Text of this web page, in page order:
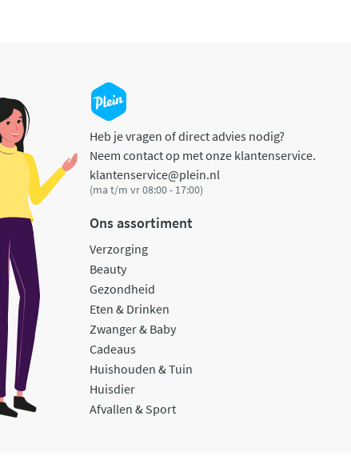
Heb je vragen of direct advies nodig?
Neem contact op met onze klantenservice.
klantenservice@plein.nl
(ma t/m vr 08:00 - 17:00)
Ons assortiment
Verzorging
Beauty
Gezondheid
Eten & Drinken
Zwanger & Baby
Cadeaus
Huishouden & Tuin
Huisdier
Afvallen & Sport